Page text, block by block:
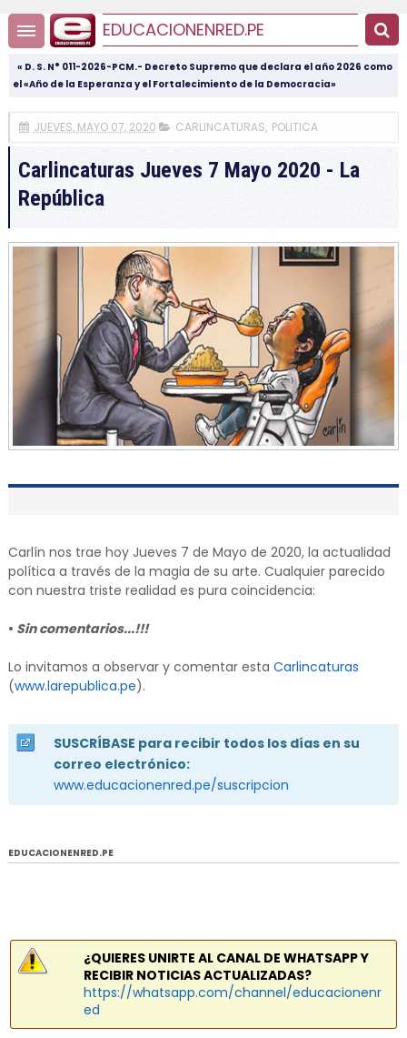
EDUCACIONENRED.PE
« D. S. N° 011-2026-PCM.- Decreto Supremo que declara el año 2026 como
el «Año de la Esperanza y el Fortalecimiento de la Democracia»
JUEVES, MAYO 07, 2020 CARLINCATURAS, POLITICA
Carlincaturas Jueves 7 Mayo 2020 - La
República
Carlín nos trae hoy Jueves 7 de Mayo de 2020, la actualidad
política a través de la magia de su arte. Cualquier parecido
con nuestra triste realidad es pura coincidencia:
• Sin comentarios...!!!
Lo invitamos a observar y comentar esta Carlincaturas
(www.larepublica.pe).
SUSCRÍBASE para recibir todos los días en su
correo electrónico:
www.educacionenred.pe/suscripcion
EDUCACIONENRED.PE
¿QUIERES UNIRTE AL CANAL DE WHATSAPP Y
RECIBIR NOTICIAS ACTUALIZADAS?
https://whatsapp.com/channel/educacionenr
ed